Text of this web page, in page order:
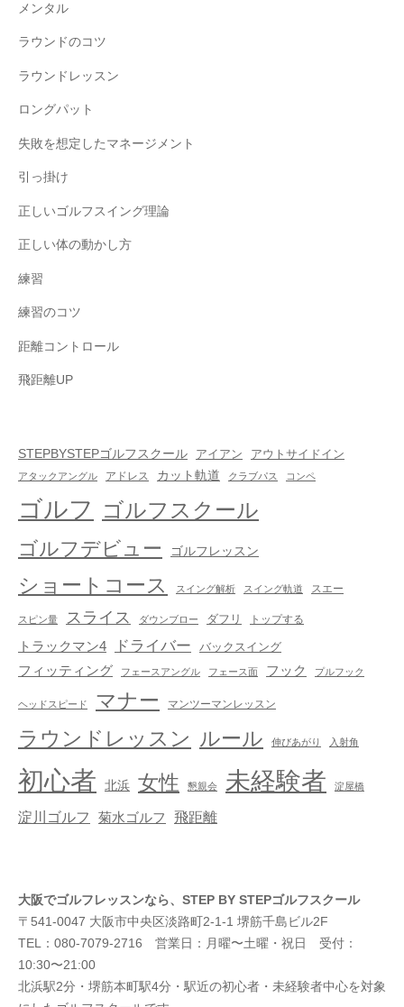
メンタル
ラウンドのコツ
ラウンドレッスン
ロングパット
失敗を想定したマネージメント
引っ掛け
正しいゴルフスイング理論
正しい体の動かし方
練習
練習のコツ
距離コントロール
飛距離UP
STEPBYSTEPゴルフスクール アイアン アウトサイドイン
アタックアングル アドレス カット軌道 クラブパス コンペ
ゴルフ ゴルフスクール
ゴルフデビュー ゴルフレッスン
ショートコース スイング解析 スイング軌道 スエー
スピン量 スライス ダウンブロー ダフリ トップする
トラックマン4 ドライバー バックスイング
フィッティング フェースアングル フェース面 フック プルフック
ヘッドスピード マナー マンツーマンレッスン
ラウンドレッスン ルール 伸びあがり 入射角
初心者 北浜 女性 懇親会 未経験者 淀屋橋
淀川ゴルフ 菊水ゴルフ 飛距離
大阪でゴルフレッスンなら、STEP BY STEPゴルフスクール
〒541-0047 大阪市中央区淡路町2-1-1 堺筋千島ビル2F
TEL：080-7079-2716 営業日：月曜〜土曜・祝日 受付：
10:30〜21:00
北浜駅2分・堺筋本町駅4分・駅近の初心者・未経験者中心を対象